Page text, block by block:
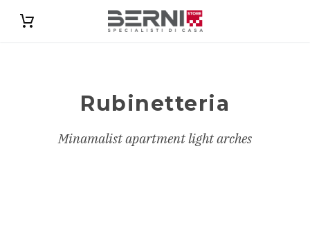
Rubinetteria
Minamalist apartment light arches